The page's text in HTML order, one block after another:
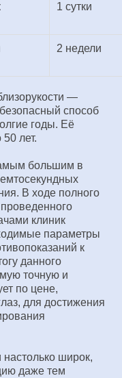
1 сутки
2 недели
—
способ
годы. Её
лет.
большим в
В ходе полного
клиник
параметры
к
данного
точную и
по цене,
для достижения
широк,
даже тем